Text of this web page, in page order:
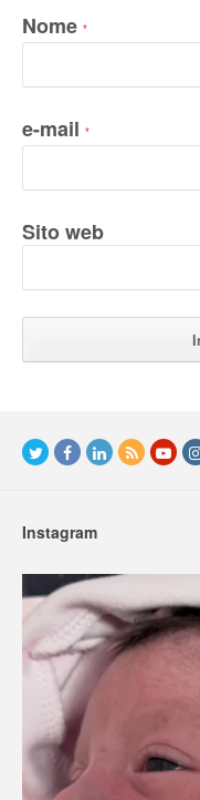
Nome *
e-mail *
Sito web
Instagram